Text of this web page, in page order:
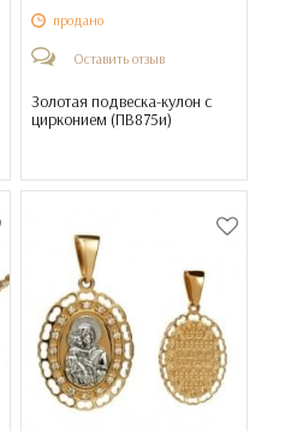
продано
Оставить отзыв
Золотая подвеска-кулон с
цирконием (ПВ875и)